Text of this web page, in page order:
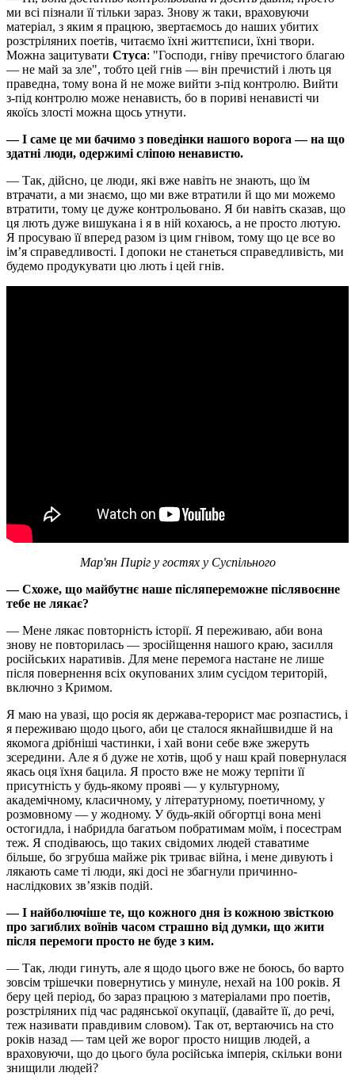
ми всі пізнали її тільки зараз. Знову ж таки, враховуючи
матеріал, з яким я працюю, звертаємось до наших убитих
розстріляних поетів, читаємо їхні життєписи, їхні твори.
Можна зацитувати Стуса: "Господи, гніву пречистого благаю
— не май за зле", тобто цей гнів — він пречистий і лють ця
праведна, тому вона й не може вийти з-під контролю. Вийти
з-під контролю може ненависть, бо в пориві ненависті чи
якоїсь злості можна щось утнути.
— І саме це ми бачимо з поведінки нашого ворога — на що
здатні люди, одержимі сліпою ненавистю.
— Так, дійсно, це люди, які вже навіть не знають, що їм
втрачати, а ми знаємо, що ми вже втратили й що ми можемо
втратити, тому це дуже контрольовано. Я би навіть сказав, що
ця лють дуже вишукана і я в ній кохаюсь, а не просто лютую.
Я просуваю її вперед разом із цим гнівом, тому що це все во
імʼя справедливості. І допоки не станеться справедливість, ми
будемо продукувати цю лють і цей гнів.
Мар'ян Пиріг у гостях у Суспільного
— Схоже, що майбутнє наше післяпереможне післявоєнне
тебе не лякає?
— Мене лякає повторність історії. Я переживаю, аби вона
знову не повторилась — зросійщення нашого краю, засилля
російських наративів. Для мене перемога настане не лише
після повернення всіх окупованих злим сусідом територій,
включно з Кримом.
Я маю на увазі, що росія як держава-терорист має розпастись, і
я переживаю щодо цього, аби це сталося якнайшвидше й на
якомога дрібніші частинки, і хай вони себе вже зжеруть
зсередини. Але я б дуже не хотів, щоб у наш край повернулася
якась оця їхня бацила. Я просто вже не можу терпіти її
присутність у будь-якому прояві — у культурному,
академічному, класичному, у літературному, поетичному, у
розмовному — у жодному. У будь-якій обгортці вона мені
остогидла, і набридла багатьом побратимам моїм, і посестрам
теж. Я сподіваюсь, що таких свідомих людей ставатиме
більше, бо згрубша майже рік триває війна, і мене дивують і
лякають саме ті люди, які досі не збагнули причинно-
наслідкових звʼязків подій.
— І найболючіше те, що кожного дня із кожною звісткою
про загиблих воїнів часом страшно від думки, що жити
після перемоги просто не буде з ким.
— Так, люди гинуть, але я щодо цього вже не боюсь, бо варто
зовсім трішечки повернутись у минуле, нехай на 100 років. Я
беру цей період, бо зараз працюю з матеріалами про поетів,
розстріляних під час радянської окупації, (давайте її, до речі,
теж називати правдивим словом). Так от, вертаючись на сто
років назад — там цей же ворог просто нищив людей, а
враховуючи, що до цього була російська імперія, скільки вони
знищили людей?